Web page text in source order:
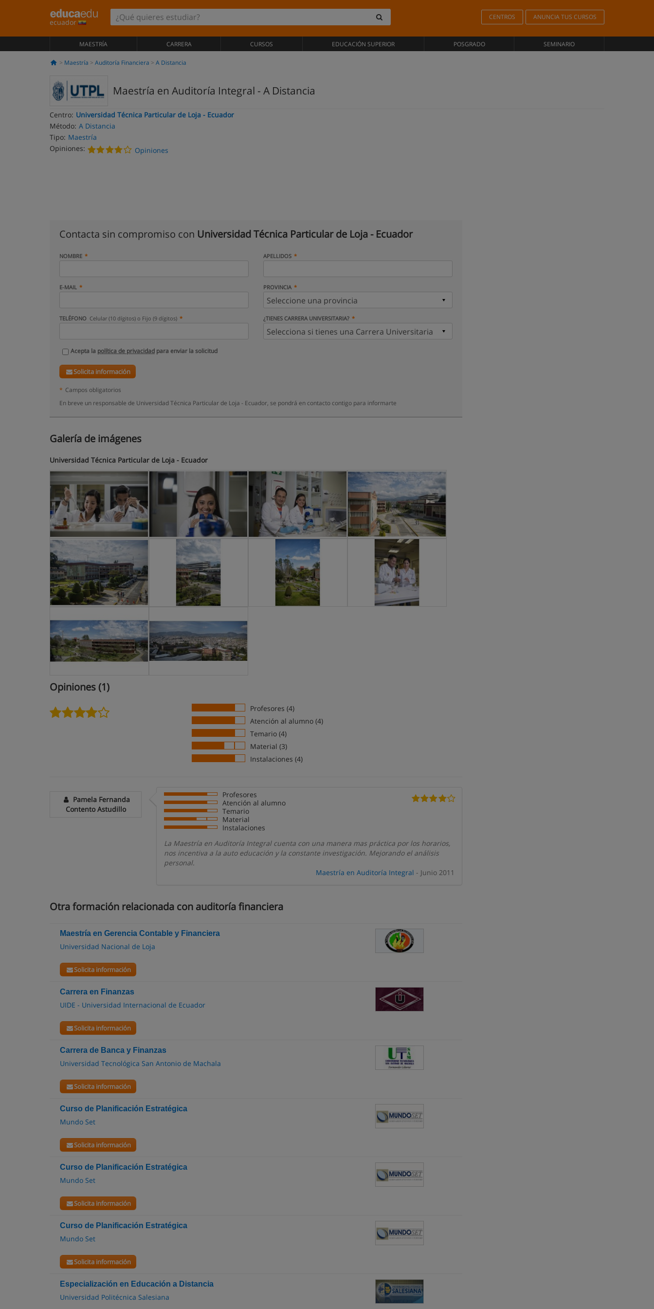
ecuador
CENTROS ANUNCIA TUS CURSOS
MAESTRÍA CARRERA CURSOS EDUCACIÓN SUPERIOR POSGRADO SEMINARIO
Maestría Auditoría Financiera A Distancia
Maestría en Auditoría Integral - A Distancia
Centro: Universidad Técnica Particular de Loja - Ecuador
Método: A Distancia
Tipo: Maestría
Opiniones:
Opiniones
Contacta sin compromiso con Universidad Técnica Particular de Loja - Ecuador
NOMBRE APELLIDOS
E-MAIL PROVINCIA
TELÉFONO Celular (10 dígitos) o Fijo (9 dígitos) ¿TIENES CARRERA UNIVERSITARIA?
Acepta la política de privacidad para enviar la solicitud
Solicita información
* Campos obligatorios
En breve un responsable de Universidad Técnica Particular de Loja - Ecuador, se pondrá en contacto contigo para informarte
Galería de imágenes
Universidad Técnica Particular de Loja - Ecuador
Opiniones (1)
Profesores (4)
Atención al alumno (4)
Temario (4)
Material (3)
Instalaciones (4)
Pamela Fernanda
Contento Astudillo
Profesores
Atención al alumno
Temario
Material
Instalaciones
La Maestría en Auditoría Integral cuenta con una manera mas práctica por los horarios,
nos incentiva a la auto educación y la constante investigación. Mejorando el análisis
personal.
Maestría en Auditoría Integral - Junio 2011
Otra formación relacionada con auditoría financiera
Maestría en Gerencia Contable y Financiera
Universidad Nacional de Loja
Solicita información
Carrera en Finanzas
UIDE - Universidad Internacional de Ecuador
Solicita información
Carrera de Banca y Finanzas
Universidad Tecnológica San Antonio de Machala
Solicita información
Curso de Planificación Estratégica
Mundo Set
Solicita información
Curso de Planificación Estratégica
Mundo Set
Solicita información
Curso de Planificación Estratégica
Mundo Set
Solicita información
Especialización en Educación a Distancia
Universidad Politécnica Salesiana